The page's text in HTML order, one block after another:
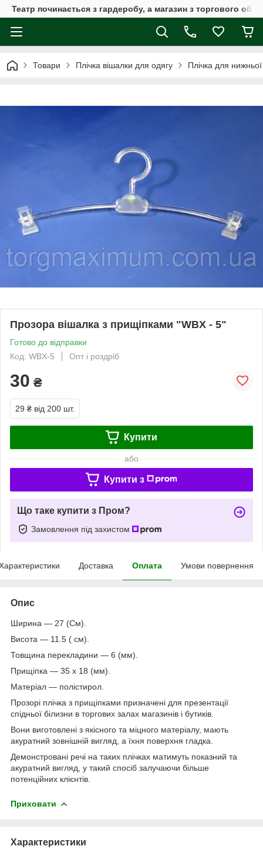
Театр починається з гардеробу, а магазин з торгового
Товари Плічка вішалки для одягу Плічка для
Прозора вішалка з прищіпками "WBX - 5"
Готово до відправки
Код: WBX-5
Опт і роздріб
30 ₴
29 ₴ від 200 шт.
Купити
або
Купити з
Що таке купити з Пром?
Замовлення під захистом
Доставка Оплата Умови повернення
Опис
Ширина — 27 (См).
Висота — 11.5 ( см).
Товщина перекладини — 6 (мм).
Прищіпка — 35 х 18 (мм).
Матеріал — полістирол.
Прозорі плічка з прищіпками призначені для презентації
спідньої білизни в торгових залах магазинів і бутиків.
Вони виготовлені з якісного та міцного матеріалу, мають
акуратний зовнішній вигляд, а їхня поверхня гладка.
Демонстровані речі на таких плічках матимуть показний та
акуратний вигляд, у такий спосіб залучаючи більше
потенційних клієнтів.
Приховати
Характеристики